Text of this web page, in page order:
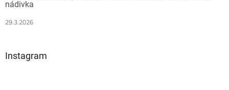
nádivka
29.3.2026
Instagram